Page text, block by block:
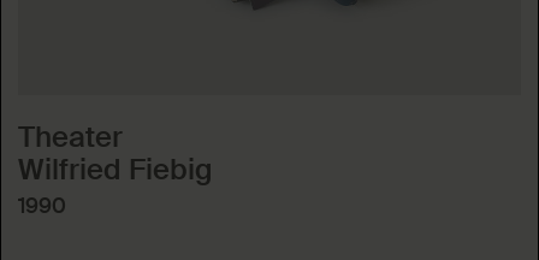
Theater
Wilfried Fiebig
1990